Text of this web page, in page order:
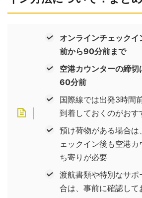
オンラインチェック
前から90分前まで
空港カウンターの締
60分前
国際線では出発3時間
到着しておくのがおす
預け荷物がある場合は
ェックイン後も空港
ち寄りが必要
渡航書類や特別なサポ
合は、事前に確認して